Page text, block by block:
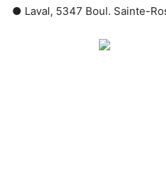
● Laval, 5347 Boul. Sainte-